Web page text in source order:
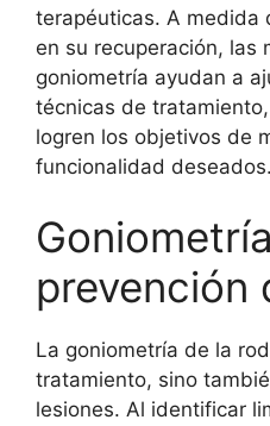
terapéuticas. A medida
en su recuperación, las
goniometría ayudan a
técnicas de
logren los objetivos de
funcionalidad deseados.
prevención
La goniometría de la
tratamiento, sino
lesiones. Al identificar